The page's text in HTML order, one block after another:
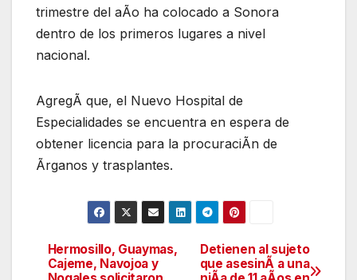
trimestre del aÃo ha colocado a Sonora
dentro de los primeros lugares a nivel
nacional.
AgregÃ que, el Nuevo Hospital de
Especialidades se encuentra en espera de
obtener licencia para la procuraciÃn de
Ãrganos y trasplantes.
Navegación
Detienen al sujeto
que asesinÃ a una
Hermosillo, Guaymas,
Cajeme, Navojoa y